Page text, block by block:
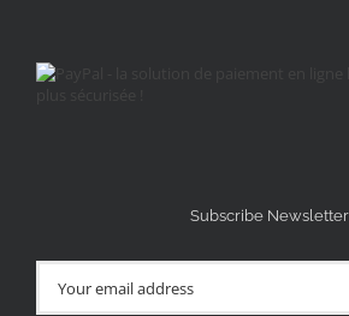
Subscribe Newsletter